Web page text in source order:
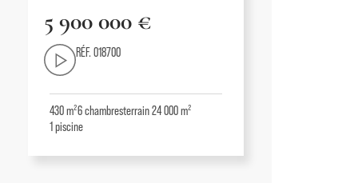
5 900 000 €
RÉF. 018700
430 m²6chambresterrain 24 000 m²
1piscine